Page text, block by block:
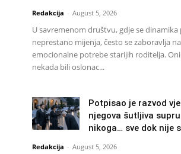
Redakcija - August 5, 2026
U savremenom društvu, gdje se dinamika
neprestano mijenja, često se zaboravlja
emocionalne potrebe starijih roditelja.
nekada bili oslonac...
Potpisao je razvod
njegova šutljiva
nikoga… sve dok nije
Redakcija - August 5, 2026